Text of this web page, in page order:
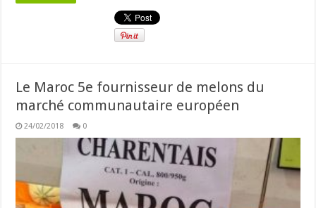
Le Maroc 5e fournisseur de melons du
marché communautaire européen
24/02/2018 0